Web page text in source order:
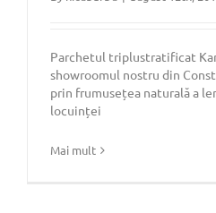
Parchetul triplustratificat
showroomul nostru din
prin frumusețea naturală a
locuinței
Mai mult